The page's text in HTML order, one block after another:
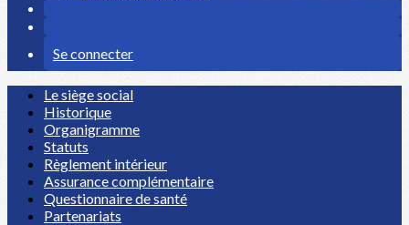
Se connecter
Le siège social
Historique
Organigramme
Statuts
Règlement intérieur
Assurance complémentaire
Questionnaire de santé
Partenariats